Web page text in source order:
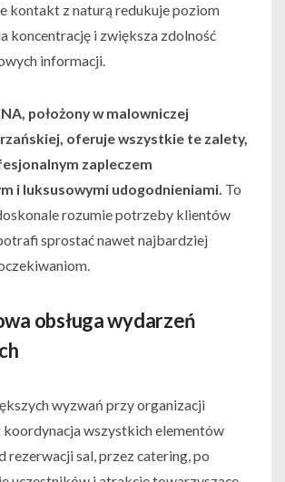
kontakt z naturą redukuje poziom
koncentrację i zwiększa zdolność
informacji.
położony w malowniczej
oferuje wszystkie te zalety,
zapleczem
i luksusowymi udogodnieniami. To
rozumie potrzeby klientów
sprostać nawet najbardziej
obsługa wydarzeń
wyzwań przy organizacji
wszystkich elementów
rezerwacji sal, przez catering, po